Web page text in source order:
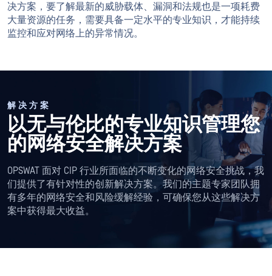
决方案，要了解最新的威胁载体、漏洞和法规也是一项耗费
大量资源的任务，需要具备一定水平的专业知识，才能持续
监控和应对网络上的异常情况。
解决方案
以无与伦比的专业知识管理您
的网络安全解决方案
OPSWAT 面对 CIP 行业所面临的不断变化的网络安全挑战，我
们提供了有针对性的创新解决方案。我们的主题专家团队拥
有多年的网络安全和风险缓解经验，可确保您从这些解决方
案中获得最大收益。